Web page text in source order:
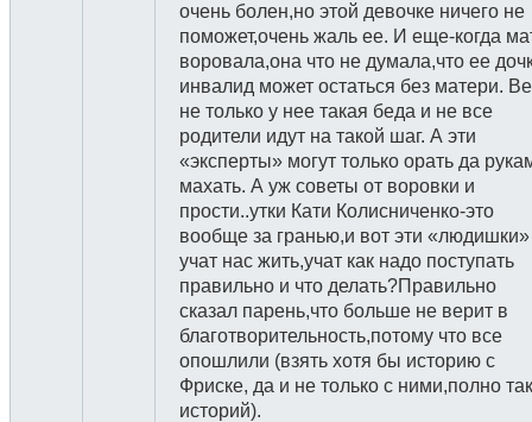
очень болен,но этой девочке ничего не
поможет,очень жаль ее. И еще-когда
воровала,она что не думала,что ее
инвалид может остаться без матери.
не только у нее такая беда и не все
родители идут на такой шаг. А эти
«эксперты» могут только орать да
махать. А уж советы от воровки и
прости..утки Кати Колисниченко-это
вообще за гранью,и вот эти «людишки»
учат нас жить,учат как надо поступать
правильно и что делать?Правильно
сказал парень,что больше не верит в
благотворительность,потому что все
опошлили (взять хотя бы историю с
Фриске, да и не только с ними,полно
историй).